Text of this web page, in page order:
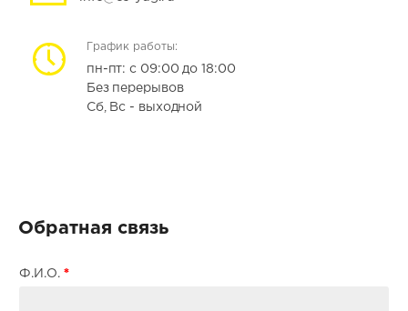
График работы:
пн-пт: с 09:00 до 18:00
Без перерывов
Сб, Вс - выходной
Обратная связь
Ф.И.О.*